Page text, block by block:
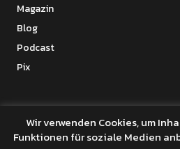
Magazin
Blog
Podcast
Pix
Wir verwenden Cookies, um
Funktionen für soziale Medien